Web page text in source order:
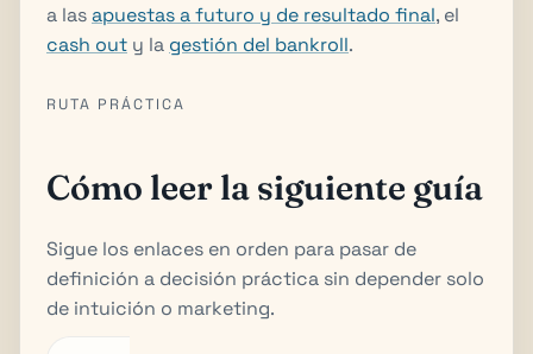
a lasapuestas a futuro y de resultado final, el
cash out y la gestión del bankroll.
RUTA PRÁCTICA
Cómo leer la siguiente guía
Sigue los enlaces en orden para pasar de
definición a decisión práctica sin depender solo
de intuición o marketing.